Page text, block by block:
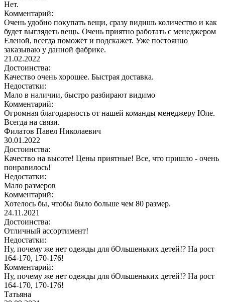
Нет.
Комментарий:
Очень удобно покупать вещи, сразу видишь количество и как
будет выглядеть вещь. Очень приятно работать с менеджером
Еленой, всегда поможет и подскажет. Уже постоянно
заказываю у данной фабрике.
21.02.2022
Достоинства:
Качество очень хорошее. Быстрая доставка.
Недостатки:
Мало в наличии, быстро разбирают видимо
Комментарий:
Огромная благодарность от нашей команды менеджеру Юле.
Всегда на связи.
Филатов Павел Николаевич
30.01.2022
Достоинства:
Качество на высоте! Цены приятные! Все, что пришло - очень
понравилось!
Недостатки:
Мало размеров
Комментарий:
Хотелось бы, чтобы было больше чем 80 размер.
24.11.2021
Достоинства:
Отличный ассортимент!
Недостатки:
Ну, почему же нет одежды для бОльшеньких детей!? На рост
164-170, 170-176!
Комментарий:
Ну, почему же нет одежды для бОльшеньких детей!? На рост
164-170, 170-176!
Татьяна